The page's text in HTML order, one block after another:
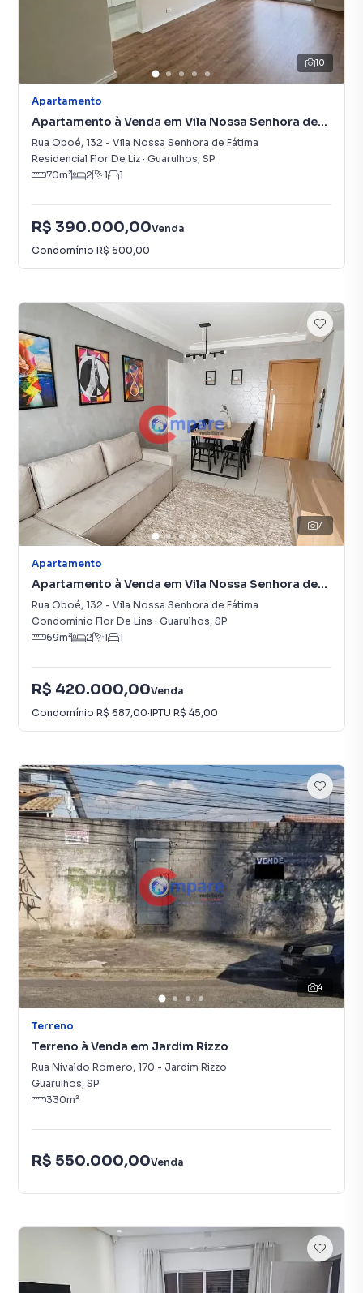
10
Apartamento
Apartamento à Venda em Vila Nossa Senhora de
Fátima
Rua Oboé, 132 - Vila Nossa Senhora de Fátima
Residencial Flor De Liz · Guarulhos, SP
70m² 2 1 1
R$ 390.000,00Venda
Condomínio R$ 600,00
7
Apartamento
Apartamento à Venda em Vila Nossa Senhora de
Fátima
Rua Oboé, 132 - Vila Nossa Senhora de Fátima
Condominio Flor De Lins · Guarulhos, SP
69m² 2 1 1
R$ 420.000,00Venda
Condomínio R$ 687,00·IPTU R$ 45,00
4
Terreno
Terreno à Venda em Jardim Rizzo
Rua Nivaldo Romero, 170 - Jardim Rizzo
Guarulhos, SP
330m²
R$ 550.000,00Venda